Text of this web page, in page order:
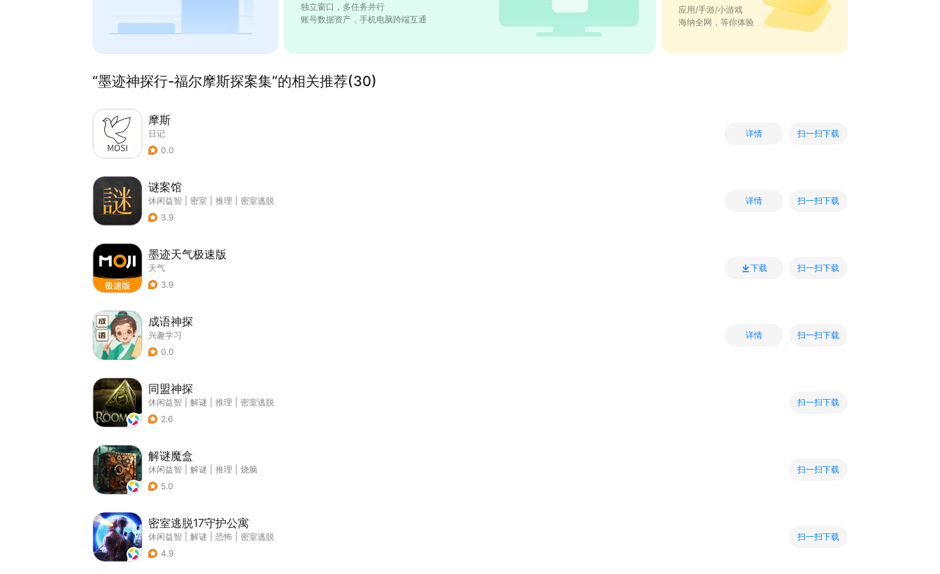
独立窗口，多任务并行
账号数据资产，手机电脑跨端互通
应用/手游/小游戏
海纳全网，等你体验
“墨迹神探行-福尔摩斯探案集”的相关推荐(30)
摩斯
日记
0.0
详情 扫一扫下载
谜案馆
休闲益智 密室 推理
密室逃脱
3.9
详情 扫一扫下载
墨迹天气极速版
天气
3.9
下载 扫一扫下载
成语神探
兴趣学习
0.0
详情 扫一扫下载
同盟神探
休闲益智 解谜 推理
密室逃脱
2.6
扫一扫下载
解谜魔盒
休闲益智 解谜 推理
烧脑
5.0
扫一扫下载
密室逃脱17守护公寓
休闲益智 解谜 恐怖
密室逃脱
4.9
扫一扫下载